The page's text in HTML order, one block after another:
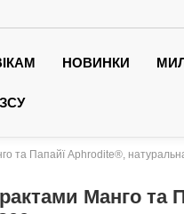
НОВИНКИ
та Папайї Aphrodite®,
Манго та